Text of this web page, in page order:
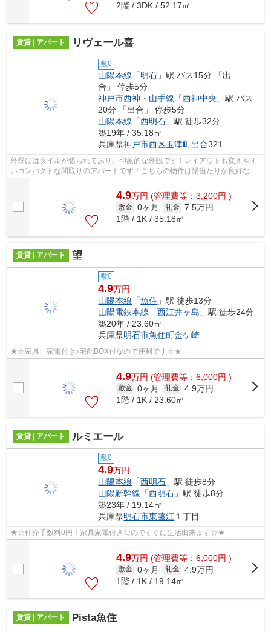
2階 / 3DK / 52.17㎡
賃貸 | アパート リヴェール喜
敷0
山陽本線 「明石 」駅 バス15分 「出
合」 停歩5分
神戸市西神・山手線 「西神中央 」駅 バス
20分 「出合」 停歩5分
山陽本線 「西明石 」駅 徒歩32分
築19年 / 35.18㎡
兵庫県神戸市西区玉津町出合321
外壁にはタイルが張られてあり、印象的な外観です！レイアウトも変えやす
いコンパクトな間取りのアパートです！こちらの物件は陽当たりが良好な賃
貸物件になります！ピタットハウス西...
4.9万円 (管理費等：3,200円 )
敷金 0ヶ月 礼金 7.5万円
1階 / 1K / 35.18㎡
賃貸 | アパート 望
敷0
4.9万円
山陽本線 「魚住 」駅 徒歩13分
山陽電鉄本線 「西江井ヶ島 」駅 徒歩24分
築20年 / 23.60㎡
兵庫県明石市魚住町金ケ崎
★☆家具、家電付き♪宅配BOX付なので便利です☆★
4.9万円 (管理費等：6,000円 )
敷金 0ヶ月 礼金 4.9万円
1階 / 1K / 23.60㎡
賃貸 | アパート ルミエール
敷0
4.9万円
山陽本線 「西明石 」駅 徒歩8分
山陽新幹線 「西明石 」駅 徒歩8分
築23年 / 19.14㎡
兵庫県明石市東藤江 １丁目
★☆仲介手数料0円！家具家電付きなのですぐに生活出来ます☆★
4.9万円 (管理費等：6,000円 )
敷金 0ヶ月 礼金 4.9万円
1階 / 1K / 19.14㎡
賃貸 | アパート Pista魚住